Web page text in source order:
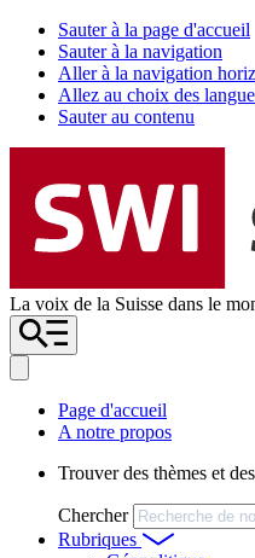
Sauter à la page d'accueil
Sauter à la navigation
Aller à la navigation
Allez au choix des
Sauter au contenu
La voix de la Suisse dans le
Page d'accueil
A notre propos
Trouver des thèmes et
Chercher
Rubriques